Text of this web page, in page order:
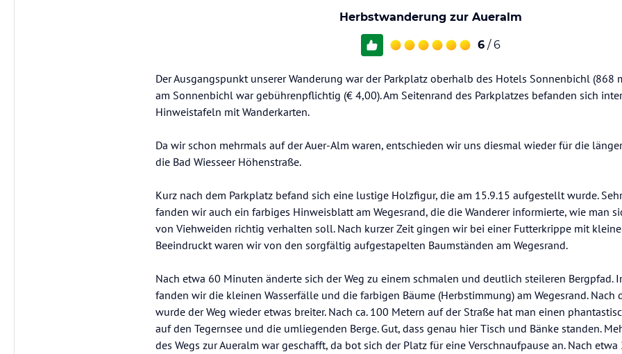
Herbstwanderung zur Aueralm
6 / 6
Der Ausgangspunkt unserer Wanderung war der Parkplatz oberhalb des Hotels Sonnenbichl (868
am Sonnenbichl war gebührenpflichtig (€ 4,00). Am Seitenrand des Parkplatzes befanden sich
Hinweistafeln mit Wanderkarten.
Da wir schon mehrmals auf der Auer-Alm waren, entschieden wir uns diesmal wieder für die
die Bad Wiesseer Höhenstraße.
Kurz nach dem Parkplatz befand sich eine lustige Holzfigur, die am 15.9.15 aufgestellt wurde.
fanden wir auch ein farbiges Hinweisblatt am Wegesrand, die die Wanderer informierte, wie man
von Viehweiden richtig verhalten soll. Nach kurzer Zeit gingen wir bei einer Futterkrippe mit
Beeindruckt waren wir von den sorgfältig aufgestapelten Baumständen am Wegesrand.
Nach etwa 60 Minuten änderte sich der Weg zu einem schmalen und deutlich steileren Bergpfad.
fanden wir die kleinen Wasserfälle und die farbigen Bäume (Herbstimmung) am Wegesrand. Nach
wurde der Weg wieder etwas breiter. Nach ca. 100 Metern auf der Straße hat man einen
auf den Tegernsee und die umliegenden Berge. Gut, dass genau hier Tisch und Bänke standen.
des Wegs zur Aueralm war geschafft, da bot sich der Platz für eine Verschnaufpause an. Nach